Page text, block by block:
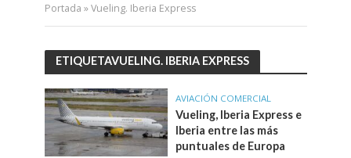
Portada »Vueling. Iberia Express
ETIQUETAVUELING. IBERIA EXPRESS
AVIACIÓN COMERCIAL
Vueling, Iberia Express e
Iberia entre las más
puntuales de Europa